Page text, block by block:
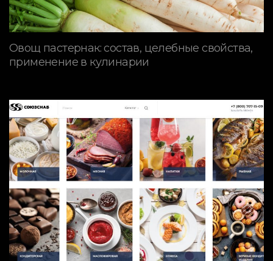
Овощ пастернак: состав, целебные свойства,
применение в кулинарии